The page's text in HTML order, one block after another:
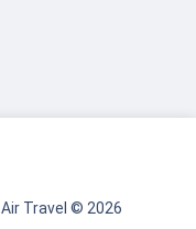
Air Travel © 2026